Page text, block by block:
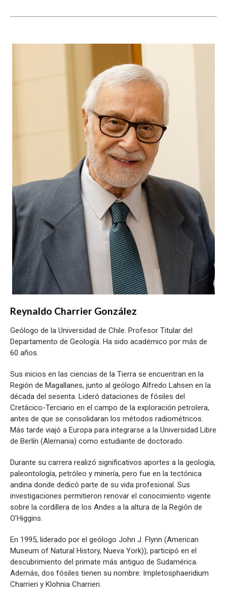
Reynaldo Charrier González
Geólogo de la Universidad de Chile. Profesor Titular del
Departamento de Geología. Ha sido académico por más de
60 años.
Sus inicios en las ciencias de la Tierra se encuentran en la
Región de Magallanes, junto al geólogo Alfredo Lahsen en la
década del sesenta. Lideró dataciones de fósiles del
Cretácico-Terciario en el campo de la exploración petrolera,
antes de que se consolidaran los métodos radiométricos.
Más tarde viajó a Europa para integrarse a la Universidad Libre
de Berlín (Alemania) como estudiante de doctorado.
Durante su carrera realizó significativos aportes a la geología,
paleontología, petróleo y minería, pero fue en la tectónica
andina donde dedicó parte de su vida profesional. Sus
investigaciones permitieron renovar el conocimiento vigente
sobre la cordillera de los Andes a la altura de la Región de
O’Higgins.
En 1995, liderado por el geólogo John J. Flynn (American
Museum of Natural History, Nueva York)), participó en el
descubrimiento del primate más antiguo de Sudamérica.
Además, dos fósiles tienen su nombre: Impletosphaeridium
Charrieri y Klohnia Charrieri.